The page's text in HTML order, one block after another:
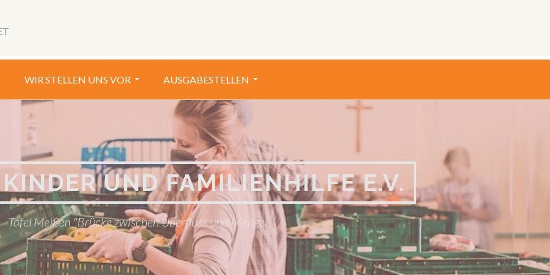
WIR STELLEN UNS VOR AUSGABESTELLEN
UND FAMILIENHILFE E.V.
Tafel Meißen "Brücke zwischen Überfluss und Mangel